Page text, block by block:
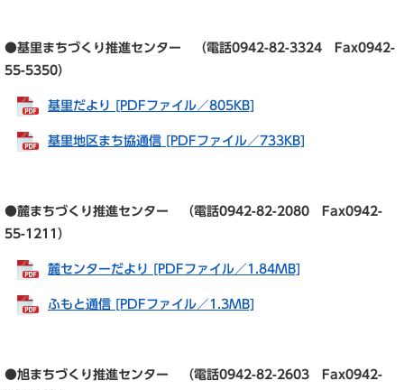
●基里まちづくり推進センター （電話0942-82-3324 Fax0942-
55-5350）
基里だより [PDFファイル／805KB]
基里地区まち協通信 [PDFファイル／733KB]
●麓まちづくり推進センター （電話0942-82-2080 Fax0942-
55-1211）
麓センターだより [PDFファイル／1.84MB]
ふもと通信 [PDFファイル／1.3MB]
●旭まちづくり推進センター （電話0942-82-2603 Fax0942-